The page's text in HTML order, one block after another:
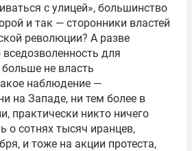
с улицей», большинство
и так — сторонники властей
революции? А разве
для
не власть
наблюдение —
на Западе, ни тем более в
практически никто ничего
о сотнях тысяч иранцев,
и тоже на акции протеста,